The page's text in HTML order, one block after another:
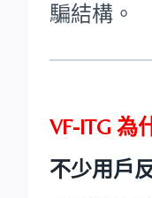
騙結構。
VF-ITG 為
不少用戶